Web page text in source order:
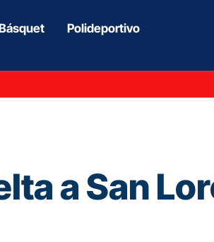
Polideportivo
a San